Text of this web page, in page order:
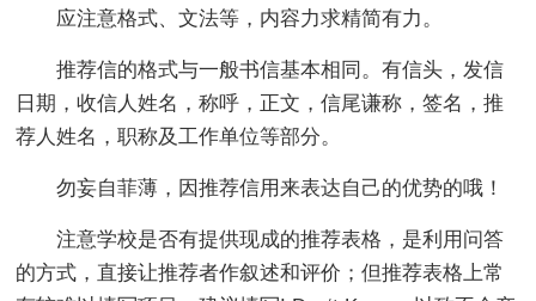
应注意格式、文法等，内容力求精简有力。
推荐信的格式与一般书信基本相同。有信头，发信
日期，收信人姓名，称呼，正文，信尾谦称，签名，推
荐人姓名，职称及工作单位等部分。
勿妄自菲薄，因推荐信用来表达自己的优势的哦！
注意学校是否有提供现成的推荐表格，是利用问答
的方式，直接让推荐者作叙述和评价；但推荐表格上常